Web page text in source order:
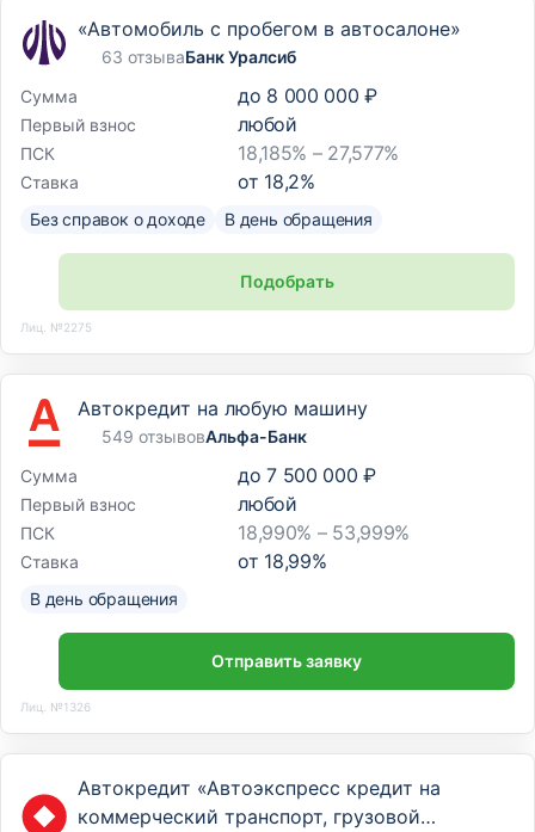
«Автомобиль с пробегом в автосалоне»
63 отзываБанк Уралсиб
Сумма
до 8 000 000 ₽
Первый взнос любой
ПСК 18,185% – 27,577%
Ставка от 18,2%
Без справок о доходе В день обращения
Подобрать
Лиц. №2275
Автокредит на любую машину
549 отзывовАльфа-Банк
Сумма
до 7 500 000 ₽
Первый взнос любой
ПСК 18,990% – 53,999%
Ставка от 18,99%
В день обращения
Отправить заявку
Лиц. №1326
Автокредит «Автоэкспресс кредит на
коммерческий транспорт, грузовой